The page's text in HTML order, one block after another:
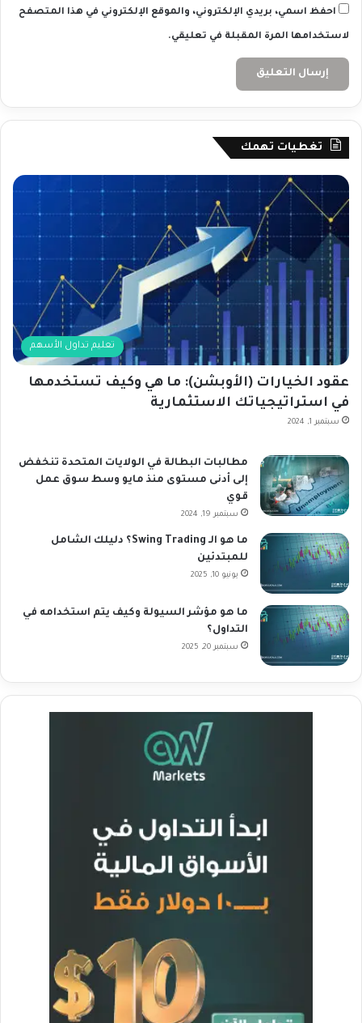
احفظ اسمي، بريدي الإلكتروني، والموقع الإلكتروني في هذا المتصفح
لاستخدامها المرة المقبلة في تعليقي.
تغطيات تهمك
تعليم تداول الأسهم
عقود الخيارات (الأوبشن): ما هي وكيف تستخدمها
في استراتيجياتك الاستثمارية
سبتمبر 1, 2024
مطالبات البطالة في الولايات المتحدة تنخفض
إلى أدنى مستوى منذ مايو وسط سوق عمل
قوي
سبتمبر 19, 2024
ما هو الـ Swing Trading؟ دليلك الشامل
للمبتدئين
يونيو 10, 2025
ما هو مؤشر السيولة وكيف يتم استخدامه في
التداول؟
سبتمبر 20, 2025